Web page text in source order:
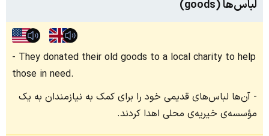
لباس‌ها (goods)
They donated their old goods to a local charity to help
those in need.
آن‌ها لباس‌های قدیمی خود را برای کمک به نیازمندان به یک
مؤسسه‌ی خیریه‌ی محلی اهدا کردند.